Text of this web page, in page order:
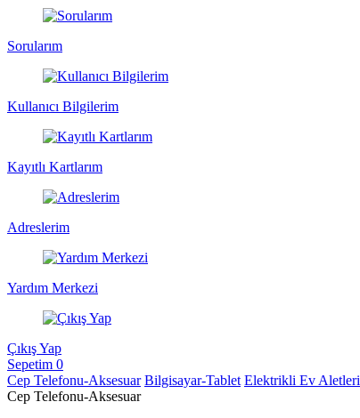
Sorularım
Kullanıcı Bilgilerim
Kayıtlı Kartlarım
Adreslerim
Yardım Merkezi
Çıkış Yap
Sepetim 0
Cep Telefonu-Aksesuar Bilgisayar-Tablet Elektrikli Ev Aletleri
Cep Telefonu-Aksesuar